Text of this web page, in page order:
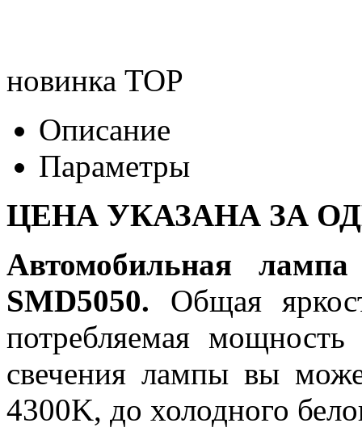
новинка TOP
Описание
Параметры
ЦЕНА УКАЗАНА ЗА
Автомобильная
SMD5050. Общая
потребляемая мощность
свечения лампы вы
4300K, до холодного